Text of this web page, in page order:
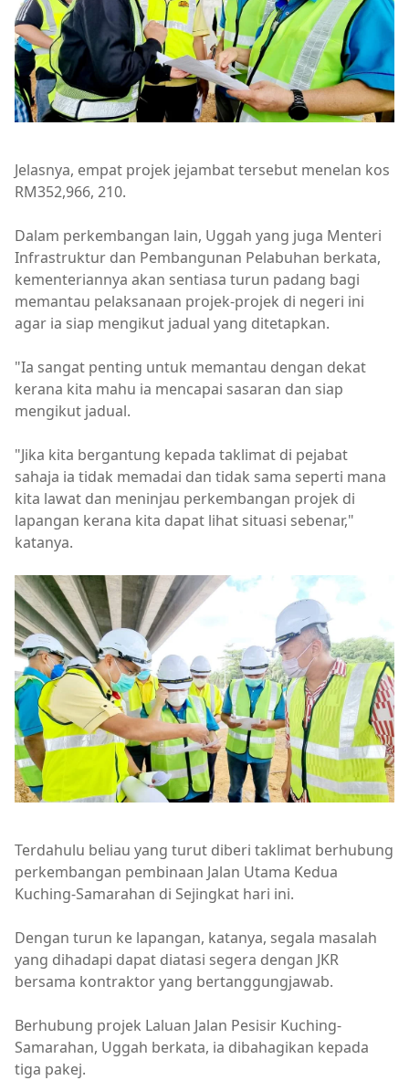
Jelasnya, empat projek jejambat tersebut menelan kos
RM352,966, 210.
Dalam perkembangan lain, Uggah yang juga Menteri
Infrastruktur dan Pembangunan Pelabuhan berkata,
kementeriannya akan sentiasa turun padang bagi
memantau pelaksanaan projek-projek di negeri ini
agar ia siap mengikut jadual yang ditetapkan.
"Ia sangat penting untuk memantau dengan dekat
kerana kita mahu ia mencapai sasaran dan siap
mengikut jadual.
"Jika kita bergantung kepada taklimat di pejabat
sahaja ia tidak memadai dan tidak sama seperti mana
kita lawat dan meninjau perkembangan projek di
lapangan kerana kita dapat lihat situasi sebenar,"
katanya.
Terdahulu beliau yang turut diberi taklimat berhubung
perkembangan pembinaan Jalan Utama Kedua
Kuching-Samarahan di Sejingkat hari ini.
Dengan turun ke lapangan, katanya, segala masalah
yang dihadapi dapat diatasi segera dengan JKR
bersama kontraktor yang bertanggungjawab.
Berhubung projek Laluan Jalan Pesisir Kuching-
Samarahan, Uggah berkata, ia dibahagikan kepada
tiga pakej.